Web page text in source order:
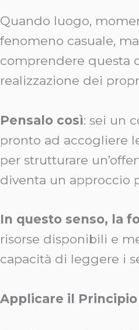
Quando luogo,
fenomeno casuale,
comprendere questa
realizzazione dei
Pensalo così: sei un
pronto ad accogliere
per strutturare
diventa un approccio
In questo senso, la
risorse disponibili e
capacità di leggere i
Applicare il